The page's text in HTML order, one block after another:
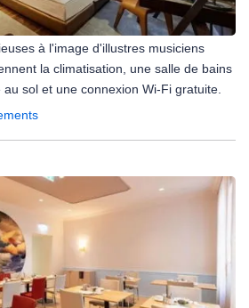
à l'image d'illustres musiciens
la climatisation, une salle de bains
sol et une connexion Wi-Fi gratuite.